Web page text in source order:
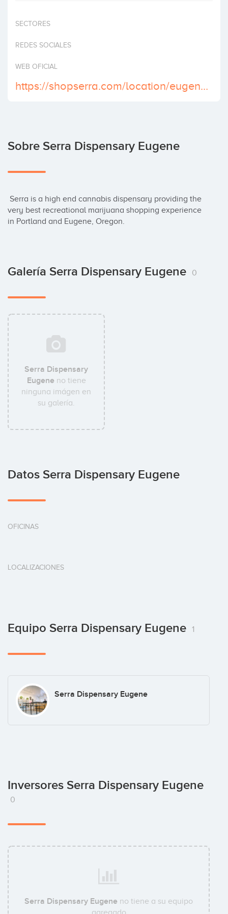
SECTORES
REDES SOCIALES
WEB OFICIAL
https://shopserra.com/location/eugene-dispensary
Sobre Serra Dispensary Eugene
very best recreational marijuana shopping experience
in Portland and Eugene, Oregon.
Galería Serra Dispensary Eugene 0
Serra Dispensary
Eugeneno tiene
ninguna imágen en
su galería.
Datos Serra Dispensary Eugene
OFICINAS
LOCALIZACIONES
Equipo Serra Dispensary Eugene 1
Serra Dispensary Eugene
Inversores Serra Dispensary Eugene
0
Serra Dispensary Eugene no tiene a su equipo